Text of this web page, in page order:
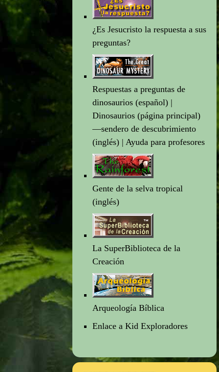
¿Es Jesucristo la respuesta a sus
preguntas?
Respuestas a preguntas de
dinosaurios (español) |
Dinosaurios (página principal)
—sendero de descubrimiento
(inglés) | Ayuda para profesores
Gente de la selva tropical
(inglés)
La SuperBiblioteca de la
Creación
Arqueología Bíblica
Enlace a Kid Exploradores